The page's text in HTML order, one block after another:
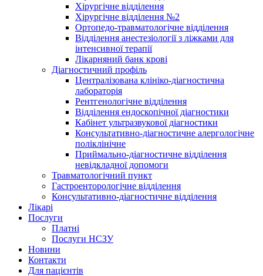
Хірургічне відділення
Хірургічне відділення №2
Ортопедо-травматологічне відділення
Відділення анестезіології з ліжками для
інтенсивної терапії
Лікарняний банк крові
Діагностичний профіль
Централізована клініко-діагностична
лабораторія
Рентгенологічне відділення
Відділення ендоскопічної діагностики
Кабінет ультразвукової діагностики
Консультативно-діагностичне алергологічне
поліклінічне
Приймально-діагностичне відділення
невідкладної допомоги
Травматологічний пункт
Гастроенторологічне відділення
Консультативно-діагностичне відділення
Лікарі
Послуги
Платні
Послуги НСЗУ
Новини
Контакти
Для пацієнтів